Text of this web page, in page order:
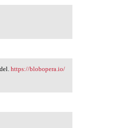
https://blobopera.io/